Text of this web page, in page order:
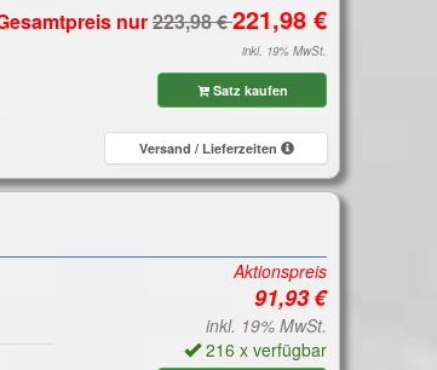
nur
inkl. 19% MwSt.
Satz kaufen
Versand / Lieferzeiten
Aktionspreis
inkl. 19% MwSt.
216 x verfügbar